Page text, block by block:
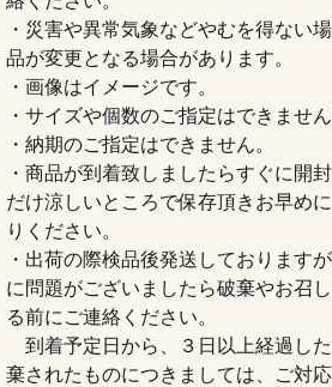
・災害や異常気象などやむを得ない
品が変更となる場合があります。
・画像はイメージです。
・サイズや個数のご指定はできません
・納期のご指定はできません。
・商品が到着致しましたらすぐに開
だけ涼しいところで保存頂きお早め
りください。
・出荷の際検品後発送しております
に問題がございましたら破棄やお召
る前にご連絡ください。
到着予定日から、３日以上経過し
棄されたものにつきましては、ご対